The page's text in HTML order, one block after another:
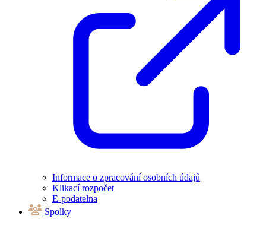
Informace o zpracování osobních údajů
Klikací rozpočet
E-podatelna
Spolky